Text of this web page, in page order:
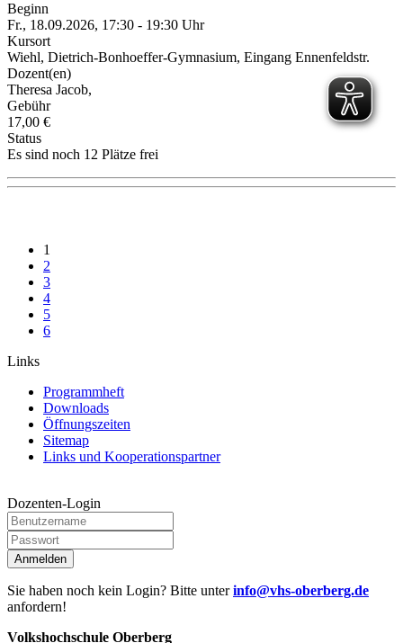
Beginn
Fr., 18.09.2026, 17:30 - 19:30 Uhr
Kursort
Wiehl, Dietrich-Bonhoeffer-Gymnasium, Eingang Ennenfeldstr.
Dozent(en)
Theresa Jacob,
Gebühr
17,00 €
Status
Es sind noch 12 Plätze frei
1
2
3
4
5
6
Links
Programmheft
Downloads
Öffnungszeiten
Sitemap
Links und Kooperationspartner
Dozenten-Login
Anmelden
Sie haben noch kein Login? Bitte unterinfo@vhs-oberberg.de
anfordern!
Volkshochschule Oberberg